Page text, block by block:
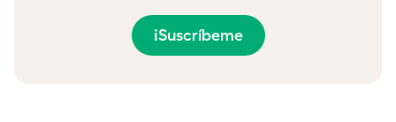
¡Suscríbeme